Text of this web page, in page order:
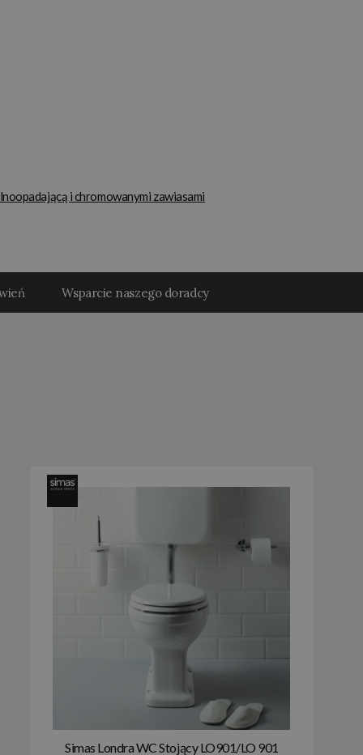
i chromowanymi zawiasami
Wsparcie naszego doradcy
Simas Londra WC Stojący LO901/LO 901